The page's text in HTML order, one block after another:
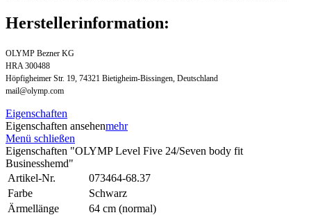
Herstellerinformation:
OLYMP Bezner KG
HRA 300488
Höpfigheimer Str. 19, 74321 Bietigheim-Bissingen, Deutschland
mail@olymp.com
Eigenschaften
Eigenschaften ansehenmehr
Menü schließen
Eigenschaften "OLYMP Level Five 24/Seven body fit
Businesshemd"
Artikel-Nr.
073464-68.37
Farbe
Schwarz
Ärmellänge
64 cm (normal)